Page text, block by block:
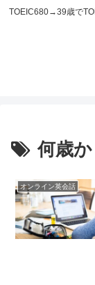
TOEIC680→39歳で
何歳か
オンライン英会話